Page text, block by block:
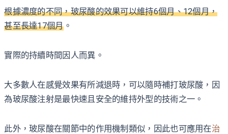
根據濃度的不同，玻尿酸的效果可以維持6個月、12個月，
甚至長達17個月。
實際的持續時間因人而異。
大多數人在感覺效果有所減退時，可以隨時補打玻尿酸，因
為玻尿酸注射是最快速且安全的維持外型的技術之一。
此外，玻尿酸在關節中的作用機制類似，因此也可應用在治